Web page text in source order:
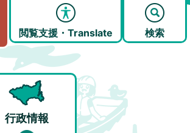
閲覧支援・Translate 検索
行政情報